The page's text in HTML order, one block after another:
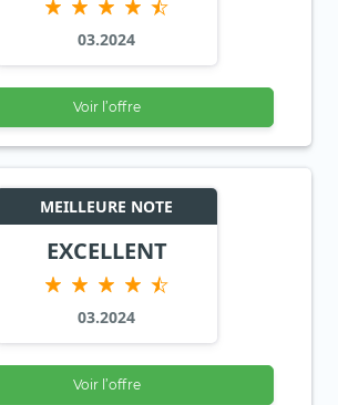
03.2024
Voir l’offre
MEILLEURE NOTE
EXCELLENT
03.2024
Voir l’offre